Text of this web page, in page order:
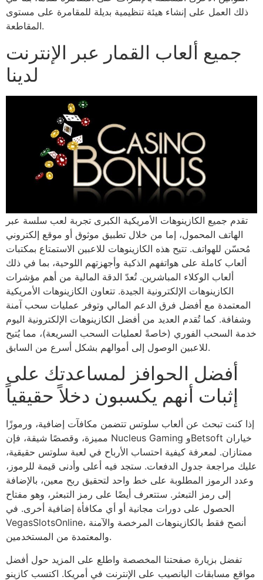
ذلك العمل على إنشاء هيئة تنظيمية بديلة للمقامرة على مستوى
المقاطعة.
جميع ألعاب القمار عبر الإنترنت
لدينا
تقدم جميع الكازينوهات الأمريكية الكبرى تجربة لعب سلسة عبر
الهاتف المحمول، إما من خلال تطبيق موثوق أو موقع إلكتروني
مُحسّن للهواتف. تتيح هذه الكازينوهات للاعبين الاستمتاع بمكتبات
ألعاب كاملة على هواتفهم الذكية وأجهزتهم اللوحية، بما في ذلك
ألعاب الوكلاء المباشرين. تُعدّ الدقة المالية من أهم مؤشرات
الكازينوهات الإلكترونية الجيدة. تتعاون الكازينوهات الأمريكية
المعتمدة مع أفضل فرق الدعم المالي وتوفر عمليات سحب آمنة
وشفافة. كما تُقدم العديد من أفضل الكازينوهات الإلكترونية اليوم
خدمة السحب الفوري (خاصةً لعمليات السحب السريعة)، مما يُتيح
للاعبين الوصول إلى أموالهم بشكل أسرع من السابق.
أفضل الحوافز لمساعدتك على
إثبات أنهم يكسبون دخلاً حقيقياً
إذا كنت تبحث عن ألعاب سلوتس تتضمن مكافآت إضافية، ورموزًا
مميزة، وقصصًا شيقة، فإن Nucleus Gaming وBetsoft خياران
ممتازان. لمعرفة كيفية احتساب الأرباح في لعبة سلوتس حقيقية،
عليك مراجعة جدول الدفعات. ستجد فيه أعلى وأدنى قيمة للرموز،
وعدد الرموز المطلوبة على خط واحد لتحقيق ربح معين، بالإضافة
إلى رمز التبعثر. ستتعرف أيضًا على رمز التبعثر، وهو مفتاح
الحصول على دورات مجانية أو أي مكافأة إضافية أخرى. في
VegasSlotsOnline، أنصح فقط بالكازينوهات المرخصة والآمنة
والمعتمدة من المستخدمين.
تفضل بزيارة صفحتنا المخصصة واطلع على المزيد حول أفضل
مواقع مسابقات اليانصيب على الإنترنت في أمريكا. اكتسب كازينو